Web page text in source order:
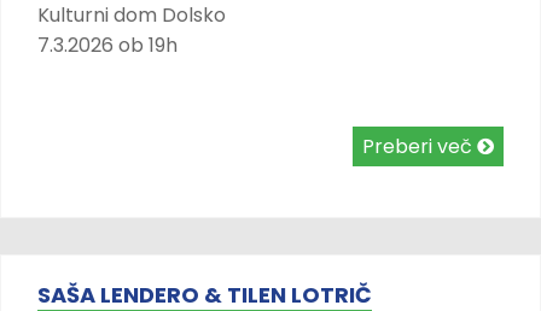
Kulturni dom Dolsko
7.3.2026 ob 19h
Preberi več
SAŠA LENDERO & TILEN LOTRIČ